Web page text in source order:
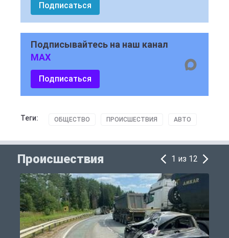
Подписаться
Подписывайтесь на наш канал
MAX
Подписаться
Теги: ОБЩЕСТВО ПРОИСШЕСТВИЯ АВТО
Происшествия 1 из 12